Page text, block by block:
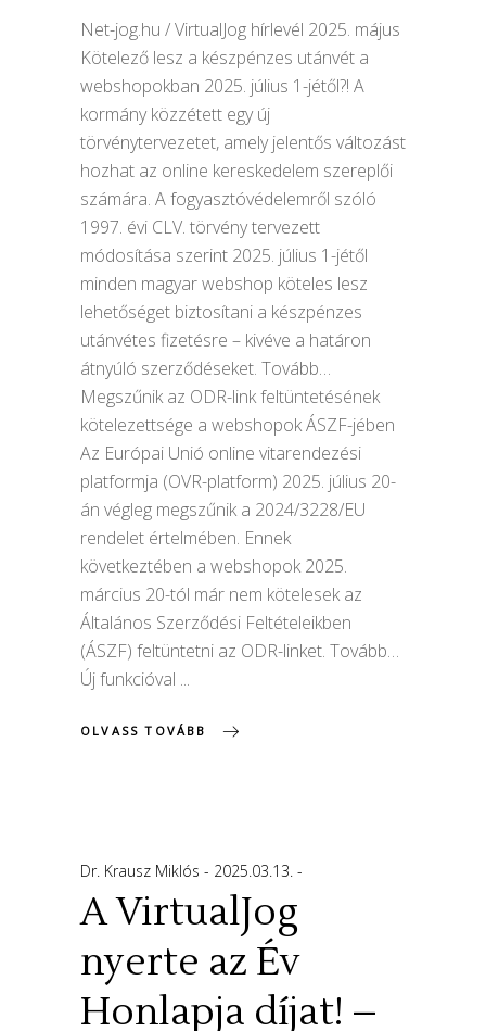
Net-jog.hu / VirtualJog hírlevél 2025. május
Kötelező lesz a készpénzes utánvét a
webshopokban 2025. július 1-jétől?! A
kormány közzétett egy új
törvénytervezetet, amely jelentős változást
hozhat az online kereskedelem szereplői
számára. A fogyasztóvédelemről szóló
1997. évi CLV. törvény tervezett
módosítása szerint 2025. július 1-jétől
minden magyar webshop köteles lesz
lehetőséget biztosítani a készpénzes
utánvétes fizetésre – kivéve a határon
átnyúló szerződéseket. Tovább…
Megszűnik az ODR-link feltüntetésének
kötelezettsége a webshopok ÁSZF-jében
Az Európai Unió online vitarendezési
platformja (OVR-platform) 2025. július 20-
án végleg megszűnik a 2024/3228/EU
rendelet értelmében. Ennek
következtében a webshopok 2025.
március 20-tól már nem kötelesek az
Általános Szerződési Feltételeikben
(ÁSZF) feltüntetni az ODR-linket. Tovább…
Új funkcióval
OLVASS TOVÁBB
Dr. Krausz Miklós 2025.03.13.
A VirtualJog
nyerte az Év
Honlapja díjat! –